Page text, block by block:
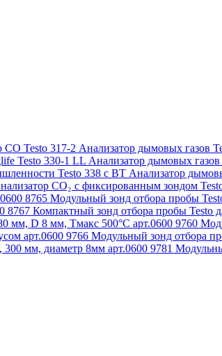
CO Testo 317-2 Анализатор дымовых газов
Testo 330-1 LL Анализатор дымовых
Testo 338 с BT Анализатор
СО₂ с фиксированным зондом
8765 Модульный зонд отбора пробы
8767 Компактный зонд отбора пробы Testo
мм, D 8 мм, Tмакс 500°С арт.0600 9760
арт.0600 9766 Модульный зонд отбора
мм, диаметр 8мм арт.0600 9781